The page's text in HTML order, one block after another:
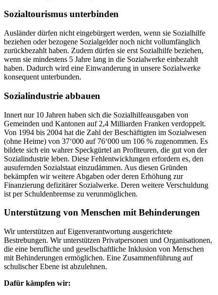
Sozialtourismus unterbinden
Ausländer dürfen nicht eingebürgert werden, wenn sie Sozialhilfe
beziehen oder bezogene Sozialgelder noch nicht vollumfänglich
zurückbezahlt haben. Zudem dürfen sie erst Sozialhilfe beziehen,
wenn sie mindestens 5 Jahre lang in die Sozialwerke einbezahlt
haben. Dadurch wird eine Einwanderung in unsere Sozialwerke
konsequent unterbunden.
Sozialindustrie abbauen
Innert nur 10 Jahren haben sich die Sozialhilfeausgaben von
Gemeinden und Kantonen auf 2,4 Milliarden Franken verdoppelt.
Von 1994 bis 2004 hat die Zahl der Beschäftigten im Sozialwesen
(ohne Heime) von 37‘000 auf 76‘000 um 106 % zugenommen. Es
bildete sich ein wahrer Speckgürtel an Profiteuren, die gut von der
Sozialindustrie leben. Diese Fehlentwicklungen erfordern es, den
ausufernden Sozialstaat einzudämmen. Aus diesen Gründen
bekämpfen wir weitere Abgaben oder deren Erhöhung zur
Finanzierung defizitärer Sozialwerke. Deren weitere Verschuldung
ist per Schuldenbremse zu verunmöglichen.
Unterstützung von Menschen mit Behinderungen
Wir unterstützen auf Eigenverantwortung ausgerichtete
Bestrebungen. Wir unterstützen Privatpersonen und Organisationen,
die eine berufliche und gesellschaftliche Inklusion von Menschen
mit Behinderungen ermöglichen. Eine Zusammenführung auf
schulischer Ebene ist abzulehnen.
Dafür kämpfen wir: